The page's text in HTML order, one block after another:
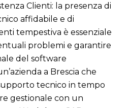
Clienti: la presenza di
affidabile e di
tempestiva è essenziale
problemi e garantire
del software
a Brescia che
tecnico in tempo
gestionale con un